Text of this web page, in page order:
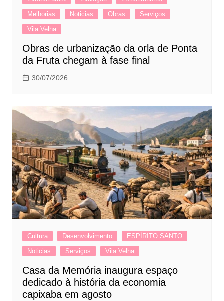
Melhorias
Noticias Obras
Serviços
Vila Velha
Obras de urbanização da orla de Ponta
da Fruta chegam à fase final
30/07/2026
Cultura Desenvolvimento
ESPÍRITO SANTO
Noticias
Serviços Vila Velha
Casa da Memória inaugura espaço
dedicado à história da economia
capixaba em agosto